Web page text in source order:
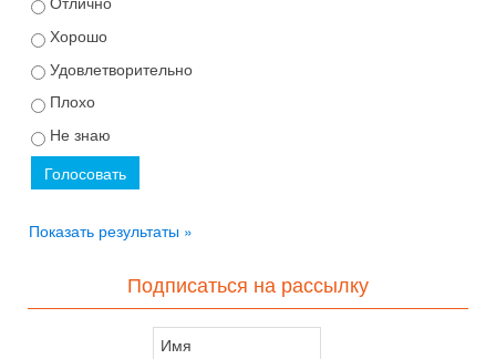
Хорошо
Удовлетворительно
Плохо
Не знаю
Показать результаты »
Подписаться на рассылку